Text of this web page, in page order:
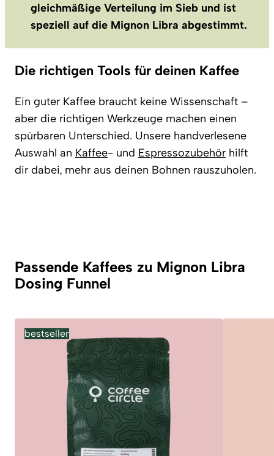
gleichmäßige Verteilung im Sieb und ist
speziell auf die Mignon Libra abgestimmt.
Die richtigen Tools für deinen Kaffee
Ein guter Kaffee braucht keine Wissenschaft –
aber die richtigen Werkzeuge machen einen
spürbaren Unterschied. Unsere handverlesene
Auswahl an Kaffee- und Espressozubehör hilft
dir dabei, mehr aus deinen Bohnen rauszuholen.
Passende Kaffees zu Mignon Libra
Dosing Funnel
bestseller